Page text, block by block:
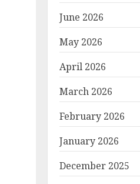
June 2026
May 2026
April 2026
March 2026
February 2026
January 2026
December 2025